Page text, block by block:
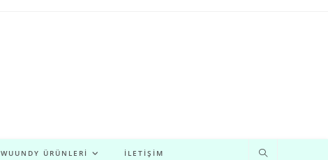
WUUNDY ÜRÜNLERI İLETIŞIM